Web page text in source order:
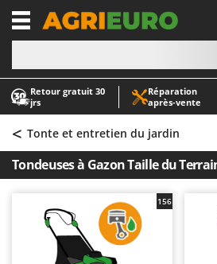
Retour gratuit 30
jrs
Réparation
après‑vente
-1
A
Abris de jardin
Accessoires pour tracteurs
Aérateurs Scarificateurs pour
Arracheuses de pommes de
Aspirateurs - Balais Électriques
Aspirateurs à cendres
Aspirateurs à feuilles sur roues
A
AgriEuro Premium
AgriEuro TOP-LINE
AGT
Airmec
AL-KO
< Tonte et entretien du jardin
Tondeuses à Gazon Taille du
156